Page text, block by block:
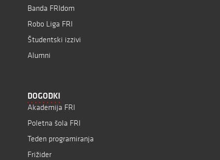
Banda FRIdom
Robo Liga FRI
Študentski izzivi
Alumni
DOGODKI
Akademija FRI
Poletna šola FRI
Teden programiranja
Frižider